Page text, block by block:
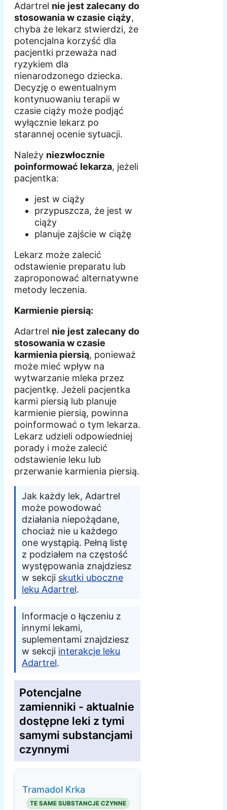
Adartrel nie jest zalecany do
stosowania w czasie ciąży,
chyba że lekarz stwierdzi, że
potencjalna korzyść dla
pacjentki przeważa nad
ryzykiem dla
nienarodzonego dziecka.
Decyzję o ewentualnym
kontynuowaniu terapii w
czasie ciąży może podjąć
wyłącznie lekarz po
starannej ocenie sytuacji.
Należy niezwłocznie
poinformować lekarza, jeżeli
pacjentka:
jest w ciąży
przypuszcza, że jest w
ciąży
planuje zajście w ciążę
Lekarz może zalecić
odstawienie preparatu lub
zaproponować alternatywne
metody leczenia.
Karmienie piersią:
Adartrel nie jest zalecany do
stosowania w czasie
karmienia piersią, ponieważ
może mieć wpływ na
wytwarzanie mleka przez
pacjentkę. Jeżeli pacjentka
karmi piersią lub planuje
karmienie piersią, powinna
poinformować o tym lekarza.
Lekarz udzieli odpowiedniej
porady i może zalecić
odstawienie leku lub
przerwanie karmienia piersią.
Jak każdy lek, Adartrel
może powodować
działania niepożądane,
chociaż nie u każdego
one wystąpią. Pełną listę
z podziałem na częstość
występowania znajdziesz
w sekcji skutki uboczne
leku Adartrel.
Informacje o łączeniu z
innymi lekami,
suplementami znajdziesz
w sekcji interakcje leku
Adartrel.
Potencjalne
zamienniki - aktualnie
dostępne leki z tymi
samymi substancjami
czynnymi
Tramadol Krka
TE SAME SUBSTANCJE CZYNNE